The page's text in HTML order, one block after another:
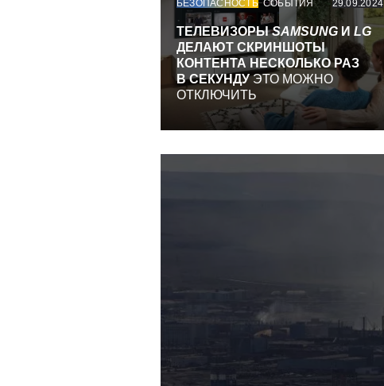
БЕЗОПАСНОСТЬ СОБЫТИЯ 29.09.2024
ТЕЛЕВИЗОРЫSAMSUNG И LG
ДЕЛАЮТ СКРИНШОТЫ
КОНТЕНТА НЕСКОЛЬКО РАЗ
В СЕКУНДУЭТО МОЖНО
ОТКЛЮЧИТЬ